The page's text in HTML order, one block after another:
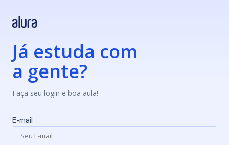
Já estuda com
a gente?
Faça seu login e boa aula!
E-mail